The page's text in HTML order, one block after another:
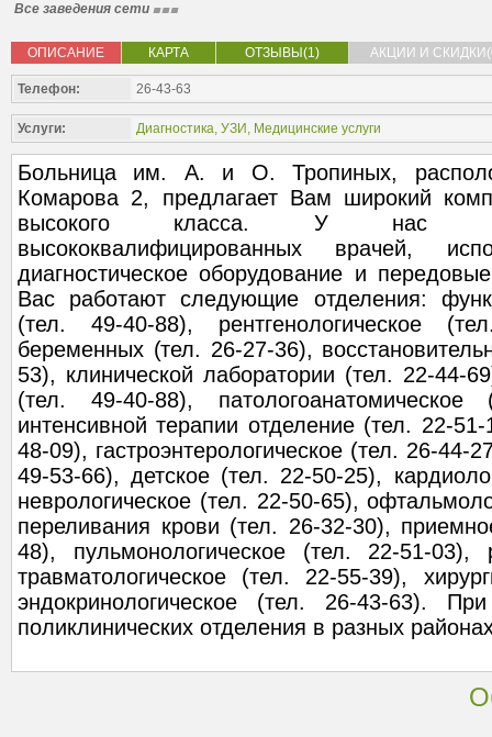
Все заведения сети
ОПИСАНИЕ КАРТА ОТЗЫВЫ(1) АКЦИИ И
Телефон: 26-43-63
Услуги: Диагностика, УЗИ , Медицинские услуги
Больница им. А. и О. Тропиных,
Комарова 2, предлагает Вам широкий
высокого класса. У нас
высококвалифицированных врачей,
диагностическое оборудование и
Вас работают следующие отделения:
(тел. 49-40-88), рентгенологическое
беременных (тел. 26-27-36),
53), клинической лаборатории (тел. 22-44-
(тел. 49-40-88),
интенсивной терапии отделение (тел. 22-
48-09), гастроэнтерологическое (тел. 26-44-
49-53-66), детское (тел. 22-50-25),
неврологическое (тел. 22-50-65),
переливания крови (тел. 26-32-30),
48), пульмонологическое (тел. 22-51-
травматологическое (тел. 22-55-39),
эндокринологическое (тел. 26-43-63).
поликлинических отделения в разных